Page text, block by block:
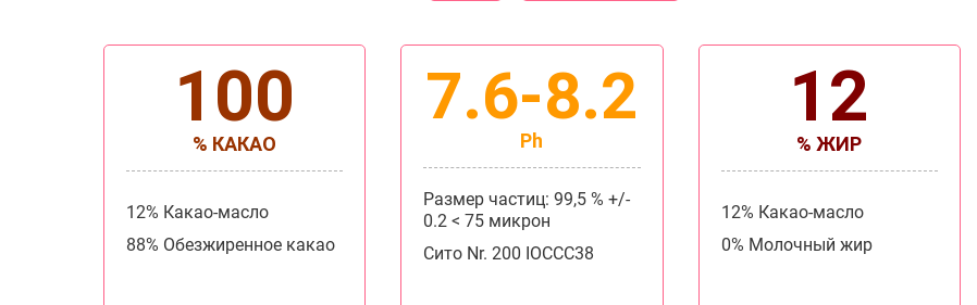
100
% КАКАО
12% Какао-масло
88% Обезжиренное какао
7.6-8.2
Ph
Размер частиц: 99,5 % +/-
0.2 < 75 микрон
Сито Nr. 200 IOCCC38
12
% ЖИР
12% Какао-масло
0% Молочный жир